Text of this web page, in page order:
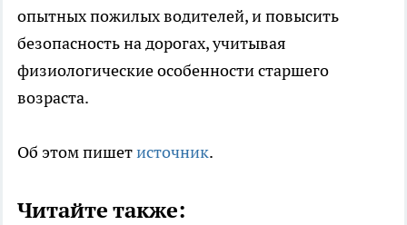
опытных пожилых водителей, и повысить
безопасность на дорогах, учитывая
физиологические особенности старшего
возраста.
Об этом пишетисточник.
Читайте также: